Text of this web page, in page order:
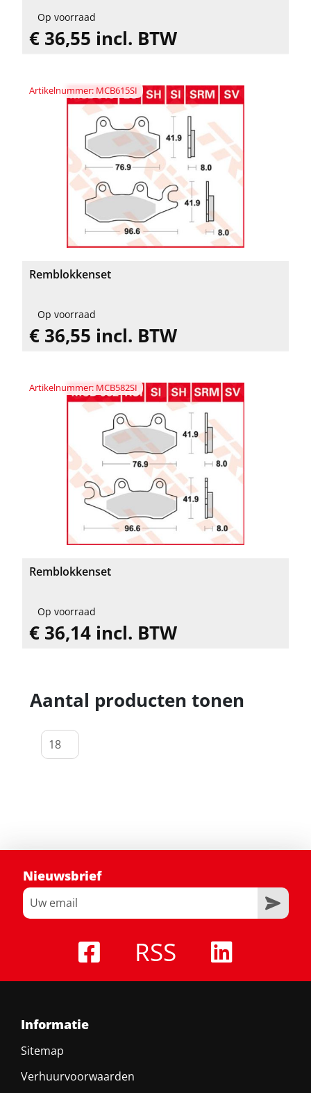
Op voorraad
€ 36,55 incl. BTW
Artikelnummer: MCB615SI
Remblokkenset
Op voorraad
€ 36,55 incl. BTW
Artikelnummer: MCB582SI
Remblokkenset
Op voorraad
€ 36,14 incl. BTW
Aantal producten tonen
Nieuwsbrief
RSS
Informatie
Sitemap
Verhuurvoorwaarden